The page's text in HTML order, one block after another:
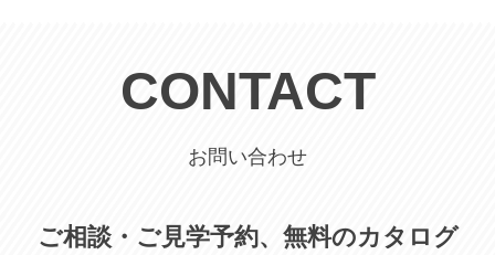
CONTACT
お問い合わせ
ご相談・ご見学予約、無料のカタログ